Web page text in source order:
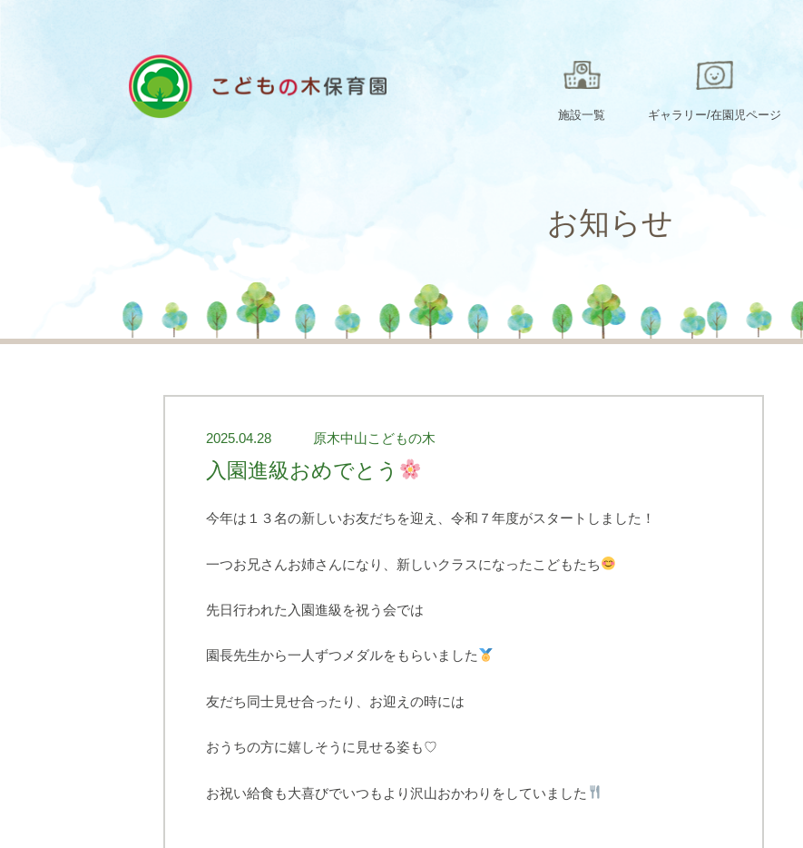
施設一覧 ギャラリー/在園児ページ
お知らせ
2025.04.28 原木中山こどもの木
入園進級おめでとう
今年は１３名の新しいお友だちを迎え、令和７年度がスタートしました！
一つお兄さんお姉さんになり、新しいクラスになったこどもたち
先日行われた入園進級を祝う会では
園長先生から一人ずつメダルをもらいました
友だち同士見せ合ったり、お迎えの時には
おうちの方に嬉しそうに見せる姿も♡
お祝い給食も大喜びでいつもより沢山おかわりをしていました